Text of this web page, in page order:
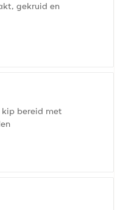
gekruid en
kip bereid met